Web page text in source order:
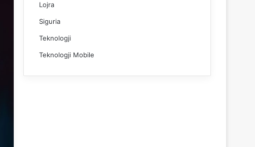
Lojra
Siguria
Teknologji
Teknologji Mobile